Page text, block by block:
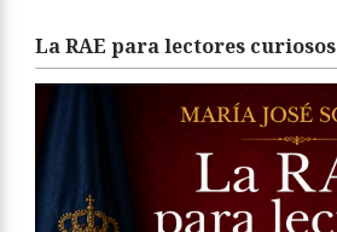
La RAE para lectores curiosos